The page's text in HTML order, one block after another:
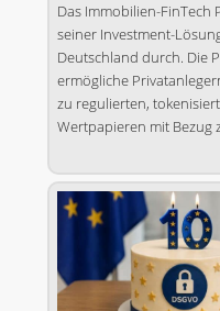
Das Immobilien-FinTech
seiner Investment-
Deutschland durch. Die
ermögliche
zu regulierten,
Wertpapieren mit Bezug